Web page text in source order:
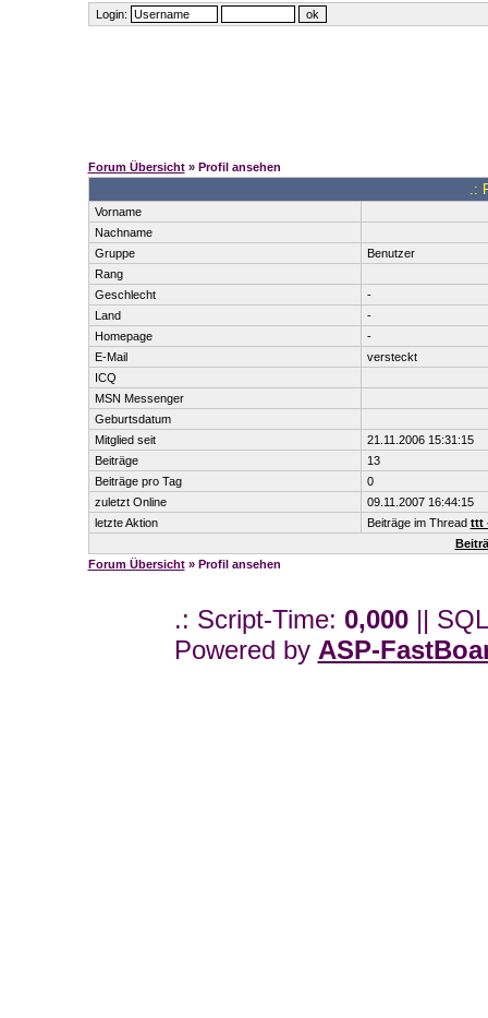
Login:
Forum Übersicht» Profil ansehen
.:
Vorname
Nachname
Gruppe
Benutzer
Rang
Geschlecht
-
Land
-
Homepage
-
E-Mail
versteckt
ICQ
MSN Messenger
Geburtsdatum
Mitglied seit
21.11.2006 15:31:15
Beiträge
13
Beiträge pro Tag
0
zuletzt Online
09.11.2007 16:44:15
letzte Aktion
Beiträge im Thread ttt
Forum Übersicht» Profil ansehen
.: Script-Time: 0,000||
Powered by ASP-